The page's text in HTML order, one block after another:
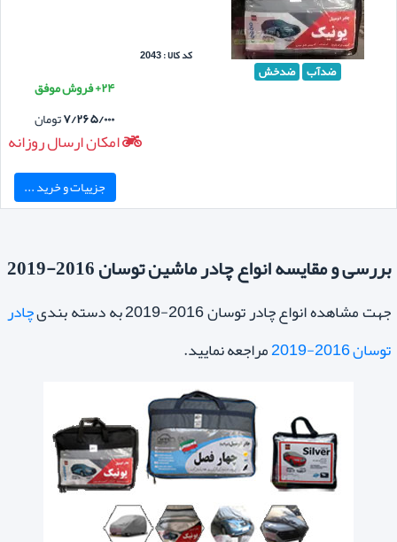
ضدآب ضدخش
کد کالا : 2043
۲۴+ فروش موفق
۷/۲۶۵/۰۰۰تومان
امکان ارسال روزانه
جزییات و خرید ...
بررسی و مقایسه انواع چادر ماشین توسان 2016-2019
جهت مشاهده انواع چادر توسان 2016-2019 به دسته بندی
چادر
توسان 2016-2019
مراجعه نمایید.